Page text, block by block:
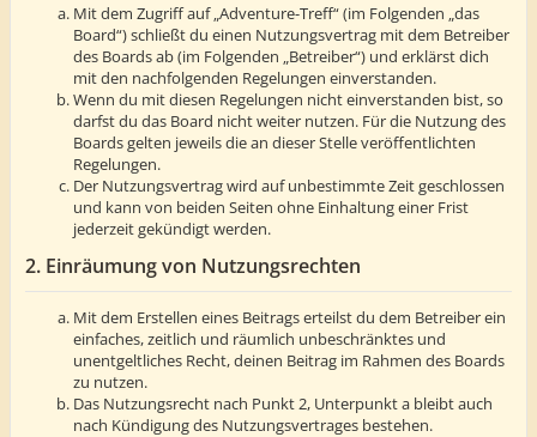
Mit dem Zugriff auf „Adventure-Treff“ (im Folgenden „das
Board“) schließt du einen Nutzungsvertrag mit dem Betreiber
des Boards ab (im Folgenden „Betreiber“) und erklärst dich
mit den nachfolgenden Regelungen einverstanden.
Wenn du mit diesen Regelungen nicht einverstanden bist, so
darfst du das Board nicht weiter nutzen. Für die Nutzung des
Boards gelten jeweils die an dieser Stelle veröffentlichten
Regelungen.
Der Nutzungsvertrag wird auf unbestimmte Zeit geschlossen
und kann von beiden Seiten ohne Einhaltung einer Frist
jederzeit gekündigt werden.
2. Einräumung von Nutzungsrechten
Mit dem Erstellen eines Beitrags erteilst du dem Betreiber ein
einfaches, zeitlich und räumlich unbeschränktes und
unentgeltliches Recht, deinen Beitrag im Rahmen des Boards
zu nutzen.
Das Nutzungsrecht nach Punkt 2, Unterpunkt a bleibt auch
nach Kündigung des Nutzungsvertrages bestehen.